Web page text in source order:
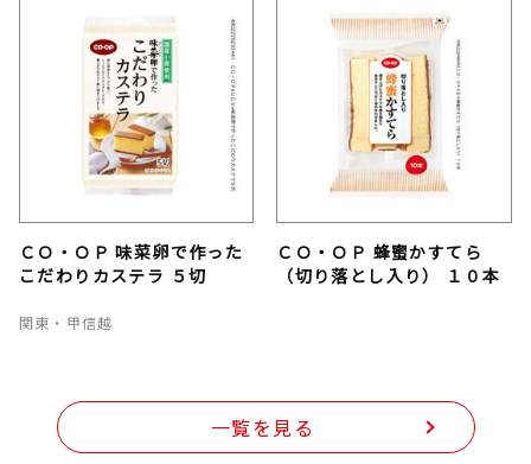
ＣＯ・ＯＰ 味菜卵で作った
こだわりカステラ ５切
関東・甲信越
ＣＯ・ＯＰ 蜂蜜かすてら
（切り落とし入り） １０本
一覧を見る